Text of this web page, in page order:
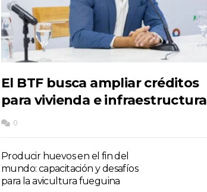
El BTF busca ampliar créditos
para vivienda e infraestructura
0
Producir huevos en el fin del
mundo: capacitación y desafíos
para la avicultura fueguina